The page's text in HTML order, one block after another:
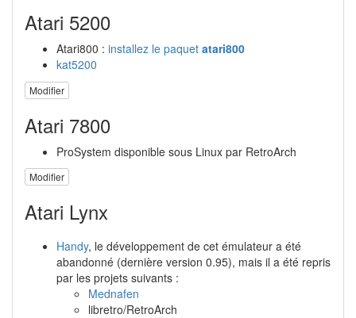
Atari 5200
Atari800 : installez le paquet atari800
kat5200
Modifier
Atari 7800
ProSystem disponible sous Linux par RetroArch
Modifier
Atari Lynx
Handy, le développement de cet émulateur a été
abandonné (dernière version 0.95), mais il a été repris
par les projets suivants :
Mednafen
libretro/RetroArch